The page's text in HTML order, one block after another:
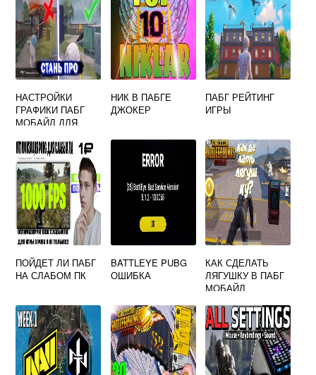
НАСТРОЙКИ
ГРАФИКИ ПАБГ
МОБАЙЛ ДЛЯ
НИК В ПАБГЕ
ДЖОКЕР
ПАБГ РЕЙТИНГ
ИГРЫ
ПОЙДЕТ ЛИ ПАБГ
НА СЛАБОМ ПК
BATTLEYE PUBG
ОШИБКА
КАК СДЕЛАТЬ
ЛЯГУШКУ В ПАБГ
МОБАЙЛ